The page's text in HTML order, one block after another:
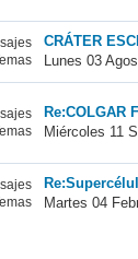
CRÁTER
Lunes 03
Re:COLGAR
Miércoles 11
Martes 04